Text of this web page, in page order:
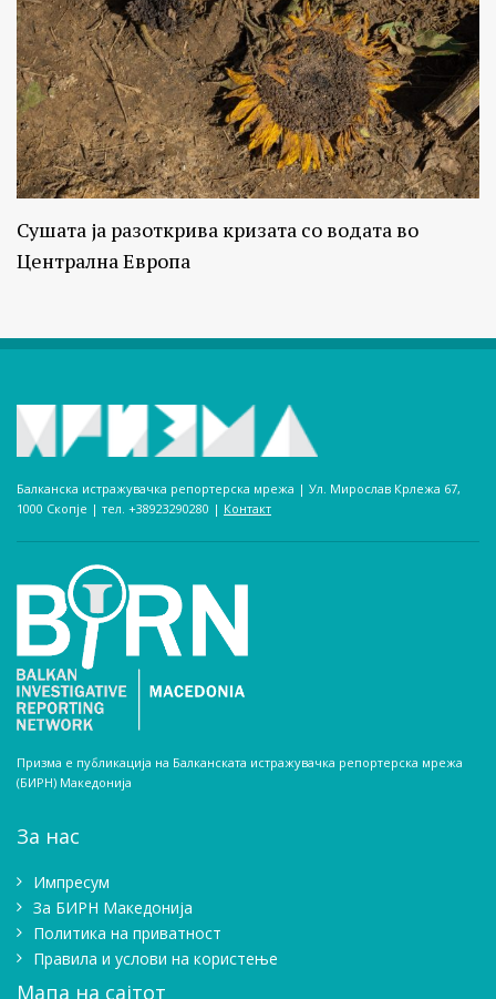
Сушата ја разоткрива кризата со водата во
Централна Европа
Балканска истражувачка репортерска мрежа | Ул. Мирослав Крлежа 67,
1000 Скопје | тел. +38923290280­ | Контакт
Призма е публикација на Балканската истражувачка репортерска мрежа
(БИРН) Македонија
За нас
Импресум
Зa БИРН Македонија
Политика на приватност
Правила и услови на користење
Мапа на сајтот